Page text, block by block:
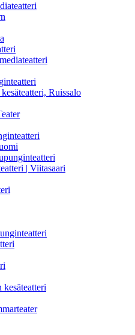
Ruissalo
| Viitasaari
kesäteatteri